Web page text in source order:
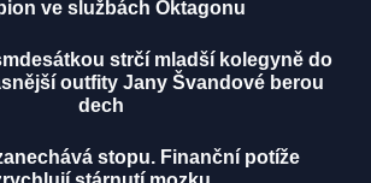
ve službách Oktagonu
strčí mladší kolegyně do
outfity Jany Švandové berou
dech
stopu. Finanční potíže